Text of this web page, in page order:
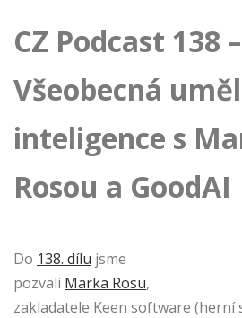
CZ Podcast 138 –
Všeobecná
inteligence s
Rosou a GoodAI
Do 138. dílu jsme
pozvali Marka Rosu,
zakladatele Keen software (herní